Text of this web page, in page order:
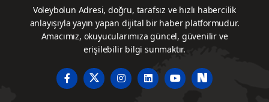
Voleybolun Adresi, doğru, tarafsız ve hızlı habercilik
anlayışıyla yayın yapan dijital bir haber platformudur.
Amacımız, okuyucularımıza güncel, güvenilir ve
erişilebilir bilgi sunmaktır.